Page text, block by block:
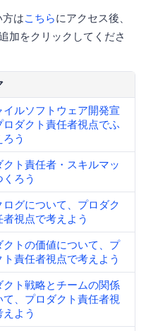
はこちらにアクセス後、
加をクリックしてくださ
イルソフトウェア開発宣
ロダクト責任者視点でふ
ろう
クト責任者・スキルマッ
ろう
ログについて、プロダク
者視点で考えよう
クトの価値について、プ
ト責任者視点で考えよう
クト戦略とチームの関係
て、プロダクト責任者視
えよう